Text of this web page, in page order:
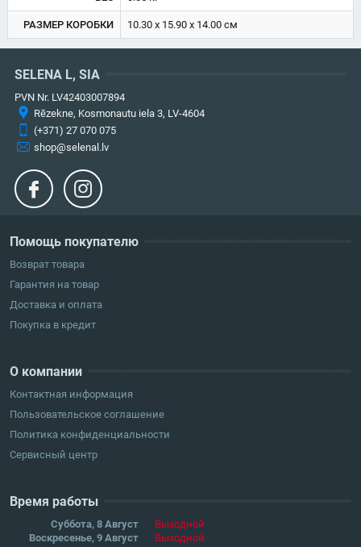
РАЗМЕР КОРОБКИ 10.30 x 15.90 x 14.00 см
Помощь покупателю
Возврат товара
Гарантия на товар
Доставка и оплата
Покупка в кредит
О компании
Контактная информация
Пользовательское соглашение
Политика конфиденциальности
Сервисный центр
Время работы
Суббота, 8 Август
Выходной
Воскресенье, 9 Август
Выходной
SELENA L, SIA
PVN Nr. LV42403007894
Rēzekne, Kosmonautu iela 3, LV-4604
(+371) 27 070 075
shop@selenal.lv